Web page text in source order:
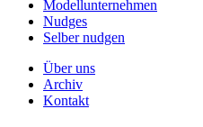
Modellunternehmen
Nudges
Selber nudgen
Über uns
Archiv
Kontakt